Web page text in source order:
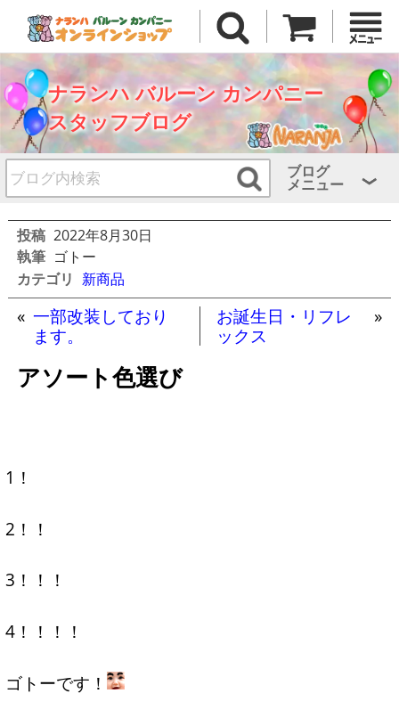
ナランハ バルーン カンパニー
スタッフブログ
ブログ
メニュー
投稿 2022年8月30日
執筆 ゴトー
カテゴリ 新商品
« 一部改装しており
ます。
お誕生日・リフレ
ックス
»
アソート色選び
1！
2！！
3！！！
4！！！！
ゴトーです！